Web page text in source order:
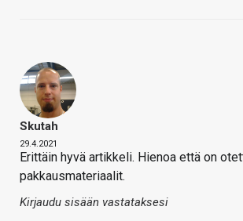
Skutah
29.4.2021
Erittäin hyvä artikkeli. Hienoa että on
pakkausmateriaalit.
Kirjaudu sisään vastataksesi